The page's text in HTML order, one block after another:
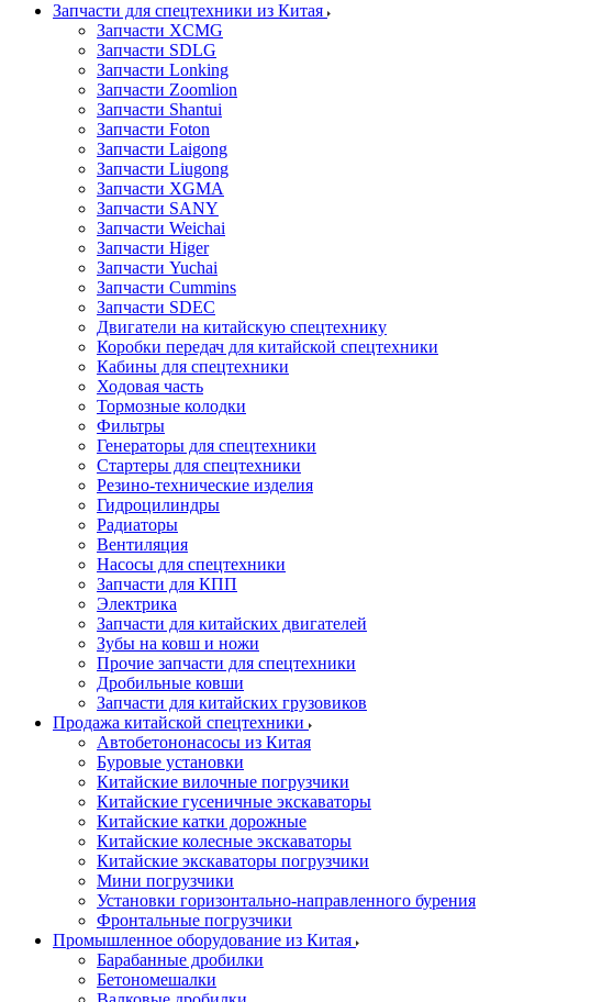
Запчасти для спецтехники из Китая
Запчасти XCMG
Запчасти SDLG
Запчасти Lonking
Запчасти Zoomlion
Запчасти Shantui
Запчасти Foton
Запчасти Laigong
Запчасти Liugong
Запчасти XGMA
Запчасти SANY
Запчасти Weichai
Запчасти Higer
Запчасти Yuchai
Запчасти Cummins
Запчасти SDEC
Двигатели на китайскую спецтехнику
Коробки передач для китайской спецтехники
Кабины для спецтехники
Ходовая часть
Тормозные колодки
Фильтры
Генераторы для спецтехники
Стартеры для спецтехники
Резино-технические изделия
Гидроцилиндры
Радиаторы
Вентиляция
Насосы для спецтехники
Запчасти для КПП
Электрика
Запчасти для китайских двигателей
Зубы на ковш и ножи
Прочие запчасти для спецтехники
Дробильные ковши
Запчасти для китайских грузовиков
Продажа китайской спецтехники
Автобетононасосы из Китая
Буровые установки
Китайские вилочные погрузчики
Китайские гусеничные экскаваторы
Китайские катки дорожные
Китайские колесные экскаваторы
Китайские экскаваторы погрузчики
Мини погрузчики
Установки горизонтально-направленного бурения
Фронтальные погрузчики
Промышленное оборудование из Китая
Барабанные дробилки
Бетономешалки